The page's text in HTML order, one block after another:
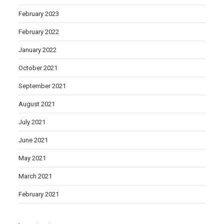
February 2023
February 2022
January 2022
October 2021
September 2021
August 2021
July 2021
June 2021
May 2021
March 2021
February 2021